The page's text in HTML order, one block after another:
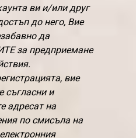
ви и/или друг
до него, Вие
да
за предприемане
вие
съгласни и
адресат на
по смисъла на